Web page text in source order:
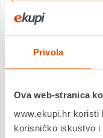
Privola
Ova web-stranica
www.ekupi.hr koristi
korisničko iskustvo
Cijena
Bosch napa
Jamstvo: 2 god
Platite gotovinom pri
jednokratno i na rate
Povrat robe moguć